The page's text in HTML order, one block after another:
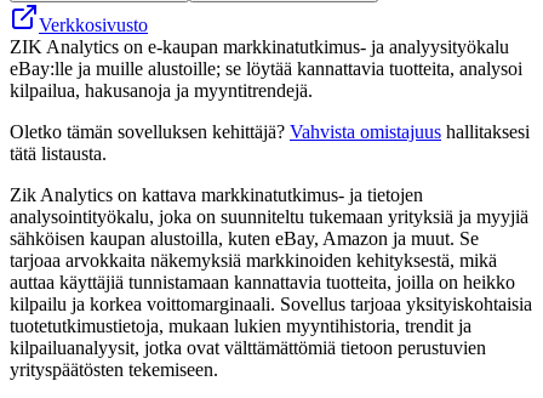
Verkkosivusto
ZIK Analytics on e‑kaupan markkinatutkimus- ja analyysityökalu
eBay:lle ja muille alustoille; se löytää kannattavia tuotteita, analysoi
kilpailua, hakusanoja ja myyntitrendejä.
Oletko tämän sovelluksen kehittäjä? Vahvista omistajuus hallitaksesi
tätä listausta.
Zik Analytics on kattava markkinatutkimus- ja tietojen
analysointityökalu, joka on suunniteltu tukemaan yrityksiä ja myyjiä
sähköisen kaupan alustoilla, kuten eBay, Amazon ja muut. Se
tarjoaa arvokkaita näkemyksiä markkinoiden kehityksestä, mikä
auttaa käyttäjiä tunnistamaan kannattavia tuotteita, joilla on heikko
kilpailu ja korkea voittomarginaali. Sovellus tarjoaa yksityiskohtaisia
​​tuotetutkimustietoja, mukaan lukien myyntihistoria, trendit ja
kilpailuanalyysit, jotka ovat välttämättömiä tietoon perustuvien
yrityspäätösten tekemiseen.